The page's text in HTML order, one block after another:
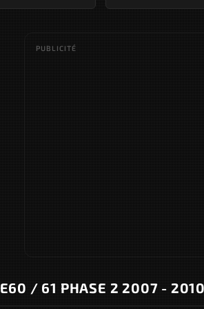
PUBLICITÉ
E60 / 61 PHASE 2 2007 -